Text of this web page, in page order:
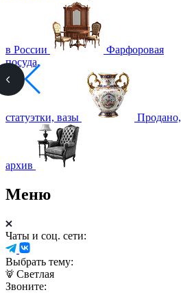
в России
Фарфоровая
посуда,
статуэтки, вазы Продано,
архив
Меню
Чаты и соц. сети:
Выбрать тему:
Светлая
Звоните: